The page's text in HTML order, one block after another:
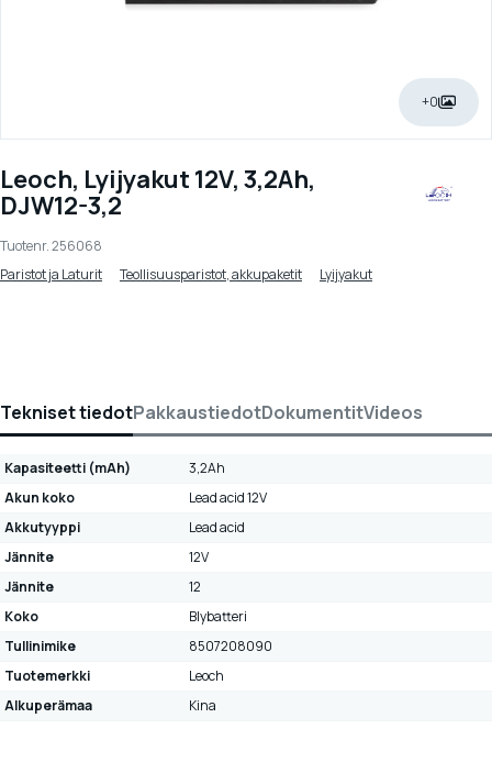
+0
Leoch, Lyijyakut 12V, 3,2Ah,
DJW12-3,2
Tuotenr.256068
Paristot ja Laturit
Teollisuusparistot, akkupaketit Lyijyakut
Tekniset tiedotPakkaustiedotDokumentitVideos
Kapasiteetti (mAh)
3,2Ah
Akun koko
Lead acid 12V
Akkutyyppi
Lead acid
Jännite
12V
Jännite
12
Koko
Blybatteri
Tullinimike
8507208090
Tuotemerkki
Leoch
Alkuperämaa
Kina